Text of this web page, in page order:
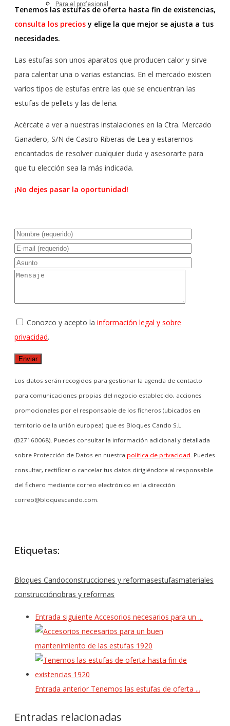
Para el profesional
Tenemos las estufas de oferta hasta fin de existencias,
consulta los preciosy elige la que mejor se ajusta a tus
necesidades.
Las estufas son unos aparatos que producen calor y sirve
para calentar una o varias estancias. En el mercado existen
varios tipos de estufas entre las que se encuentran las
estufas de pellets y las de leña.
Acércate a ver a nuestras instalaciones en la Ctra. Mercado
Ganadero, S/N de Castro Riberas de Lea y estaremos
encantados de resolver cualquier duda y asesorarte para
que tu elección sea la más indicada.
¡No dejes pasar la oportunidad!
Conozco y acepto la información legal y sobre
privacidad.
Los datos serán recogidos para gestionar la agenda de contacto
para comunicaciones propias del negocio establecido, acciones
promocionales por el responsable de los ficheros (ubicados en
territorio de la unión europea) que es Bloques Cando S.L.
(B27160068). Puedes consultar la información adicional y detallada
sobre Protección de Datos en nuestra política de privacidad. Puedes
consultar, rectificar o cancelar tus datos dirigiéndote al responsable
del fichero mediante correo electrónico en la dirección
correo@bloquescando.com.
Etiquetas:
Bloques Candoconstrucciones y reformasestufasmateriales
construcciónobras y reformas
Entrada siguiente Accesorios necesarios para un ...
Entrada anterior Tenemos las estufas de oferta ...
Entradas relacionadas